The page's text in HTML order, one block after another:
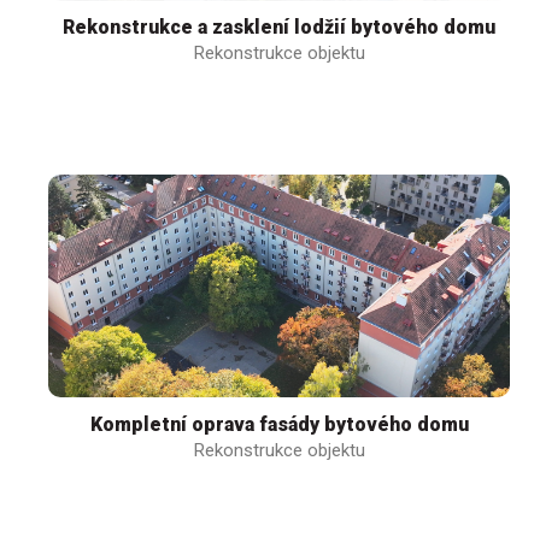
Rekonstrukce a zasklení lodžií bytového domu
Rekonstrukce objektu
Kompletní oprava fasády bytového domu
Rekonstrukce objektu